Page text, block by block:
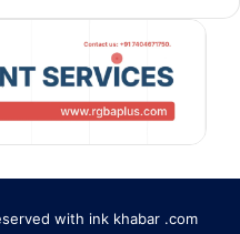
with ink khabar .com